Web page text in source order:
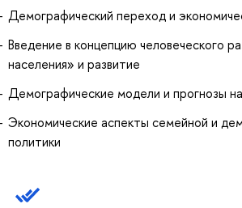
Демографический переход и
Введение в концепцию человеческого
населения» и развитие
Демографические модели и прогнозы
Экономические аспекты семейной и
политики